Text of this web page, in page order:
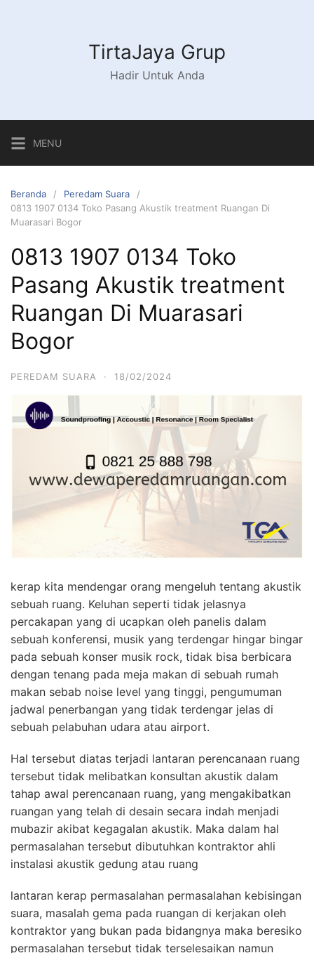
TirtaJaya Grup
Hadir Untuk Anda
MENU
Beranda
Peredam Suara
0813 1907 0134 Toko Pasang Akustik treatment Ruangan Di
Muarasari Bogor
0813 1907 0134 Toko
Pasang Akustik treatment
Ruangan Di Muarasari
Bogor
PEREDAM SUARA · 18/02/2024
kerap kita mendengar orang mengeluh tentang akustik
sebuah ruang. Keluhan seperti tidak jelasnya
percakapan yang di ucapkan oleh panelis dalam
sebuah konferensi, musik yang terdengar hingar bingar
pada sebuah konser musik rock, tidak bisa berbicara
dengan tenang pada meja makan di sebuah rumah
makan sebab noise level yang tinggi, pengumuman
jadwal penerbangan yang tidak terdengar jelas di
sebuah pelabuhan udara atau airport.
Hal tersebut diatas terjadi lantaran perencanaan ruang
tersebut tidak melibatkan konsultan akustik dalam
tahap awal perencanaan ruang, yang mengakibatkan
ruangan yang telah di desain secara indah menjadi
mubazir akibat kegagalan akustik. Maka dalam hal
permasalahan tersebut dibutuhkan kontraktor ahli
instalasi akustik gedung atau ruang
lantaran kerap permasalahan permasalahan kebisingan
suara, masalah gema pada ruangan di kerjakan oleh
kontraktor yang bukan pada bidangnya maka beresiko
permasalahan tersebut tidak terselesaikan namun